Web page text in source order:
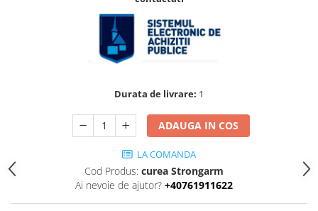
Sisteme de avertizare
Durata de livrare: 1
ADAUGA IN COS
LA COMANDA
Cod Produs: curea Strongarm
Ai nevoie de ajutor? +40761911622